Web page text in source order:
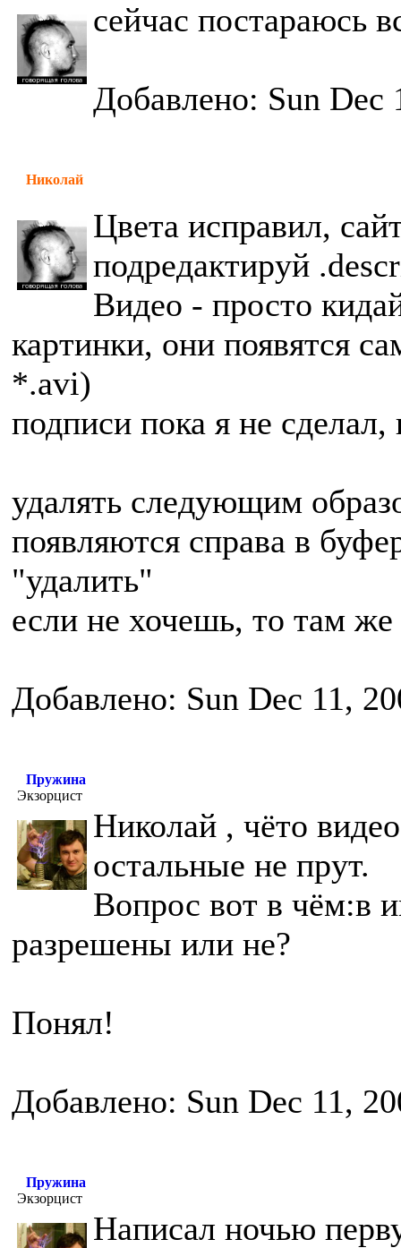
сейчас постараюсь
Добавлено: Sun Dec
Николай
Цвета исправил,
подредактируй
Видео - просто
картинки, они появятся
*.avi)
подписи пока я не
удалять следующим
появляются справа в
"удалить"
если не хочешь, то там же
Добавлено: Sun Dec 11,
Пружина
Экзорцист
Николай , чёто
остальные не прут.
Вопрос вот в чём:в
разрешены или не?
Понял!
Добавлено: Sun Dec 11,
Пружина
Экзорцист
Написал ночью